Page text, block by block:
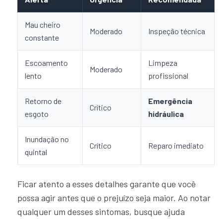
Mau cheiro
constante
Moderado Inspeção técnica
Escoamento
lento
Moderado
Limpeza
profissional
Retorno de
esgoto
Crítico
Emergência
hidráulica
Inundação no
quintal
Crítico Reparo imediato
Ficar atento a esses detalhes garante que você
possa agir antes que o prejuízo seja maior. Ao notar
qualquer um desses sintomas, busque ajuda